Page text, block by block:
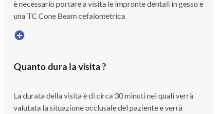
è necessario portare a visita le impronte dentali in gesso e
una TC Cone Beam cefalometrica
Quanto dura la visita ?
La durata della visita è di circa 30 minuti nei quali verrà
valutata la situazione occlusale del paziente e verrà